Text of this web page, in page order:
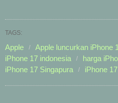
TAGS:
Apple Apple luncurkan iPhone
iPhone 17 indonesia
harga
iPhone 17 Singapura
iPhone 17